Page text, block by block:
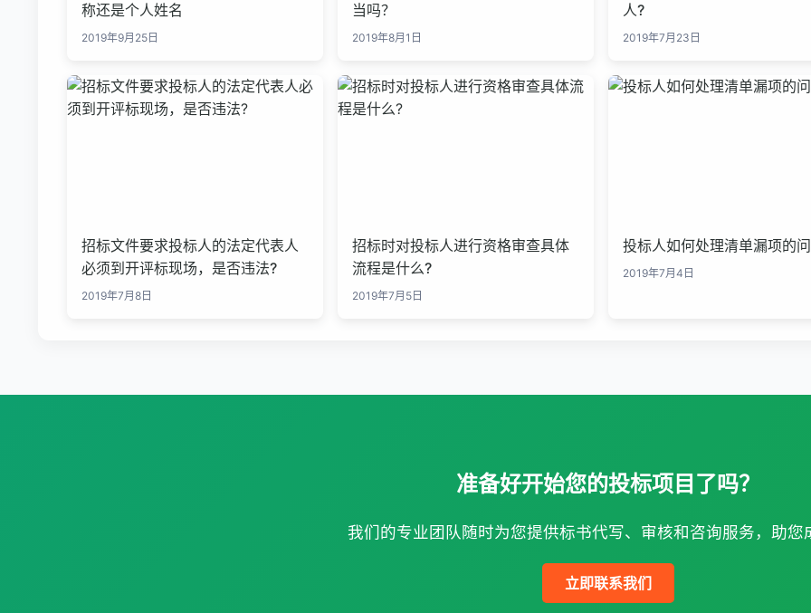
称还是个人姓名
2019年9月25日
当吗？
2019年8月1日
人?
2019年7月23日
招标文件要求投标人的法定代表人
必须到开评标现场，是否违法?
2019年7月8日
招标时对投标人进行资格审查具体
流程是什么?
2019年7月5日
投标人如何处理清单漏项的
2019年7月4日
准备好开始您的投标项目了吗？
我们的专业团队随时为您提供标书代写、审核和咨询服务，助您
立即联系我们